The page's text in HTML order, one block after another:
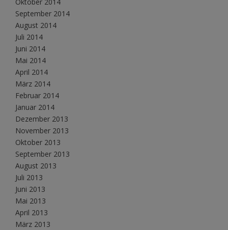
September 2014
August 2014
Juli 2014
Juni 2014
Mai 2014
April 2014
März 2014
Februar 2014
Januar 2014
Dezember 2013
November 2013
Oktober 2013
September 2013
August 2013
Juli 2013
Juni 2013
Mai 2013
April 2013
März 2013